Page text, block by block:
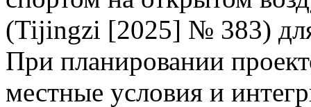
(Tijingzi [2025] № 383) для
При планировании
местные условия и